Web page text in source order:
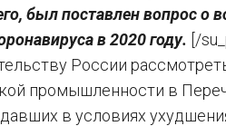
был поставлен вопрос
в 2020 году. [/
России
промышленности в
в условиях